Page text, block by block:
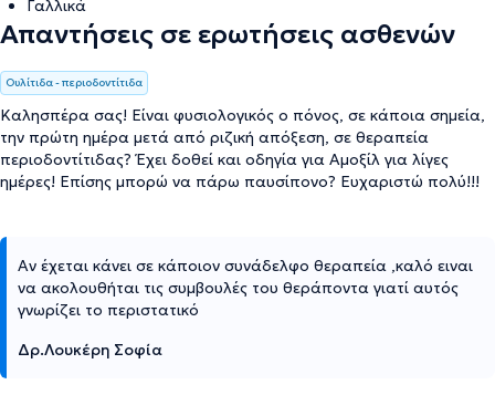
Γαλλικά
Απαντήσεις σε ερωτήσεις ασθενών
Ουλίτιδα - περιοδοντίτιδα
Καλησπέρα σας! Είναι φυσιολογικός ο πόνος, σε κάποια σημεία,
την πρώτη ημέρα μετά από ριζική απόξεση, σε θεραπεία
περιοδοντίτιδας? Έχει δοθεί και οδηγία για Αμοξίλ για λίγες
ημέρες! Επίσης μπορώ να πάρω παυσίπονο? Ευχαριστώ πολύ!!!
Αν έχεται κάνει σε κάποιον συνάδελφο θεραπεία ,καλό ειναι
να ακολουθήται τις συμβουλές του θεράποντα γιατί αυτός
γνωρίζει το περιστατικό
Δρ.Λουκέρη Σοφία